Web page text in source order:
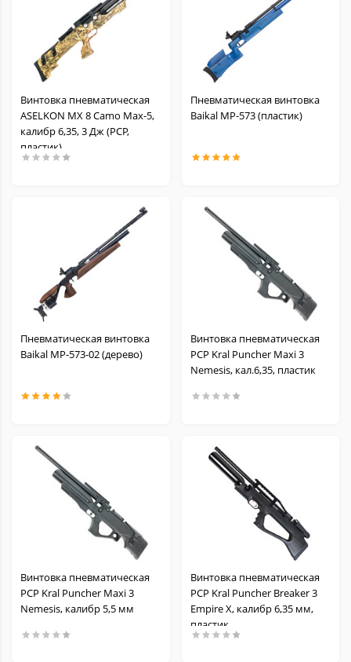
Винтовка пневматическая
ASELKON MX 8 Camo Max-5,
калибр 6,35, 3 Дж (РСР,
пластик)
Пневматическая винтовка
Baikal МР-573 (пластик)
Пневматическая винтовка
Baikal МР-573-02 (дерево)
Винтовка пневматическая
PCP Kral Puncher Maxi 3
Nemesis, кал.6,35, пластик
Винтовка пневматическая
PCP Kral Puncher Maxi 3
Nemesis, калибр 5,5 мм
Винтовка пневматическая
PCP Kral Puncher Breaker 3
Empire X, калибр 6,35 мм,
пластик